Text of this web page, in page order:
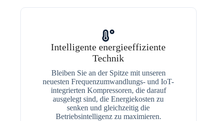
Intelligente energieeffiziente
Technik
Bleiben Sie an der Spitze mit unseren
neuesten Frequenzumwandlungs- und IoT-
integrierten Kompressoren, die darauf
ausgelegt sind, die Energiekosten zu
senken und gleichzeitig die
Betriebsintelligenz zu maximieren.